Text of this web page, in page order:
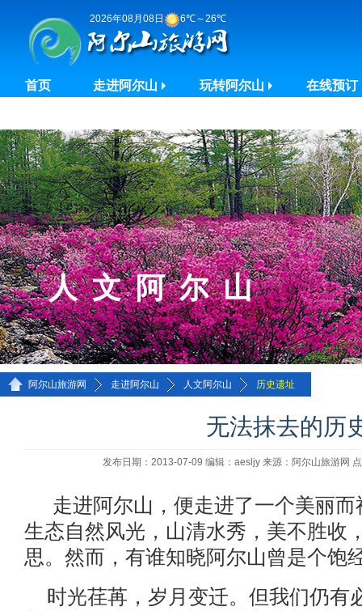
2026年08月08日 6℃～26℃
首页 走进阿尔山 玩转阿尔山 在线预订
人文阿尔山
阿尔山旅游网 >> 走进阿尔山 >> 人文阿尔山 >> 历史遗址
无法抹去的历
发布日期：2013-07-09 编辑：aesljy 来源：阿尔山旅游网
走进阿尔山，便走进了一个美丽
生态自然风光，山清水秀，美不胜收
思。然而，有谁知晓阿尔山曾是个饱
时光荏苒，岁月变迁。但我们仍有